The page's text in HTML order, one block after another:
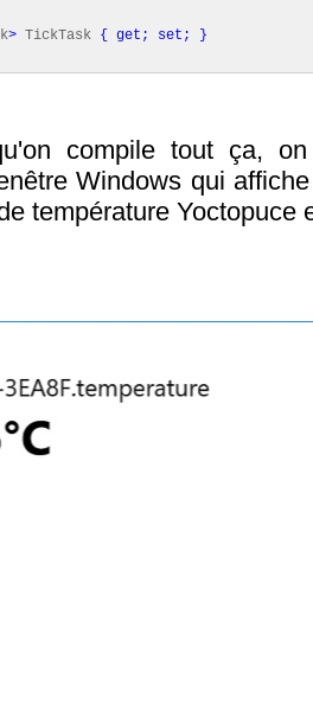
> TickTask { get ; set ;
}
compile tout ça,
Windows qui
température Yoctopuce